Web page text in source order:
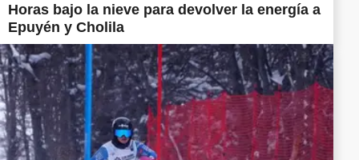
Horas bajo la nieve para devolver la energía a
Epuyén y Cholila